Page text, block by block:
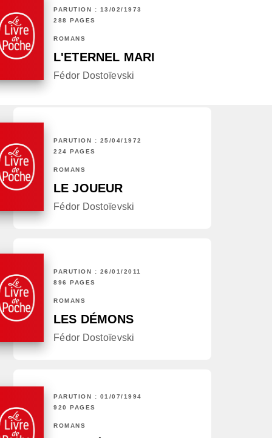
PARUTION : 13/02/1973
288 PAGES
ROMANS
L'ETERNEL MARI
Fédor Dostoïevski
PARUTION : 25/04/1972
224 PAGES
ROMANS
LE JOUEUR
Fédor Dostoïevski
PARUTION : 26/01/2011
896 PAGES
ROMANS
LES DÉMONS
Fédor Dostoïevski
PARUTION : 01/07/1994
920 PAGES
ROMANS